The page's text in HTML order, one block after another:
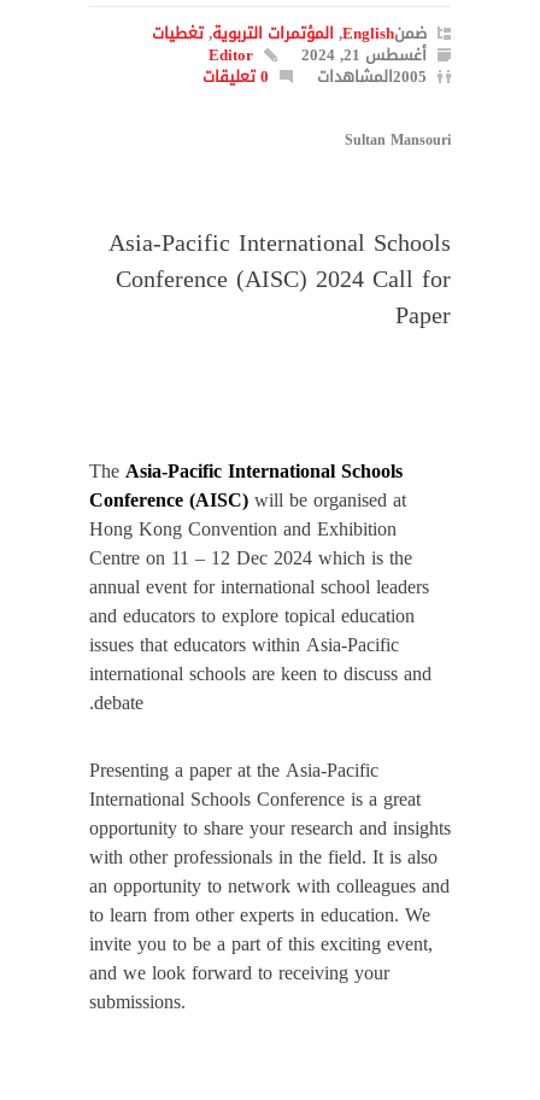
ضمنEnglish
, المؤتمرات التربوية,تغطيات
أغسطس 21, 2024 Editor
2005المشاهدات 0 تعليقات
Sultan Mansouri
Asia-Pacific International Schools
Conference (AISC) 2024 Call for
Paper
TheAsia-Pacific International Schools
Conference (AISC)will be organised at
Hong Kong Convention and Exhibition
Centre on 11 – 12 Dec 2024 which is the
annual event for international school leaders
and educators to explore topical education
issues that educators within Asia-Pacific
international schools are keen to discuss and
debate.
Presenting a paper at the Asia-Pacific
International Schools Conference is a great
opportunity to share your research and insights
with other professionals in the field. It is also
an opportunity to network with colleagues and
to learn from other experts in education. We
invite you to be a part of this exciting event,
and we look forward to receiving your
submissions.